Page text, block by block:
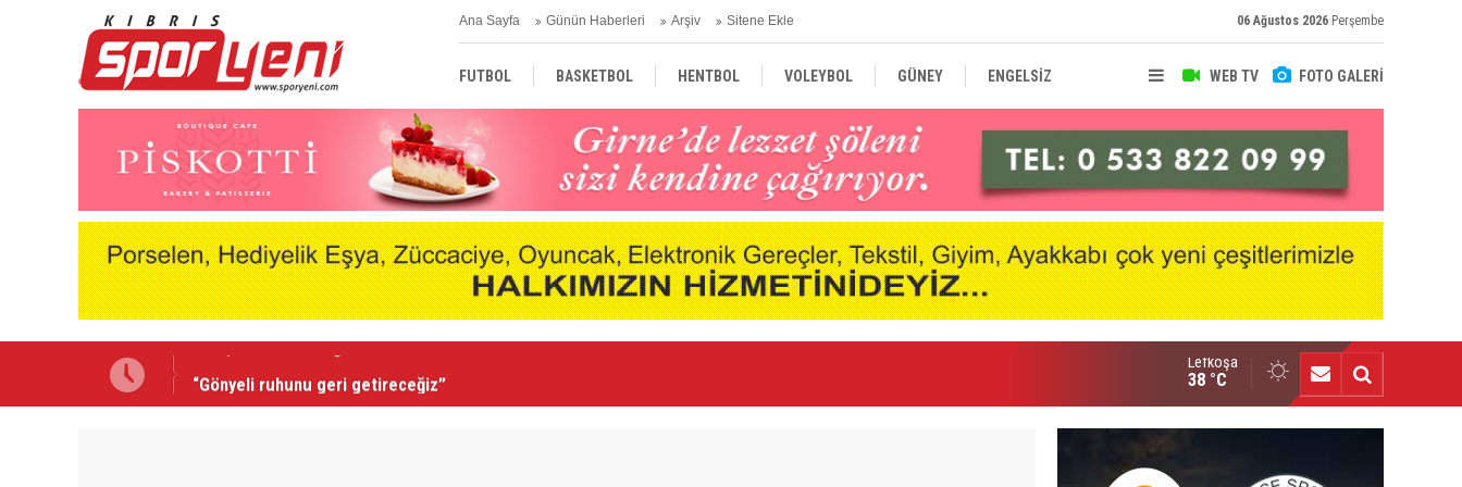
Ana Sayfa Günün Haberleri Arşiv Sitene Ekle 06 Ağustos 2026 Perşembe
WEB TV FOTO GALERİ
FUTBOL BASKETBOL HENTBOL VOLEYBOL GÜNEY ENGELSİZ
TÜRKİYE AVRUPA DÜNYA
“Gönyeli ruhunu geri getireceğiz”
Lefkoşa
38 °C